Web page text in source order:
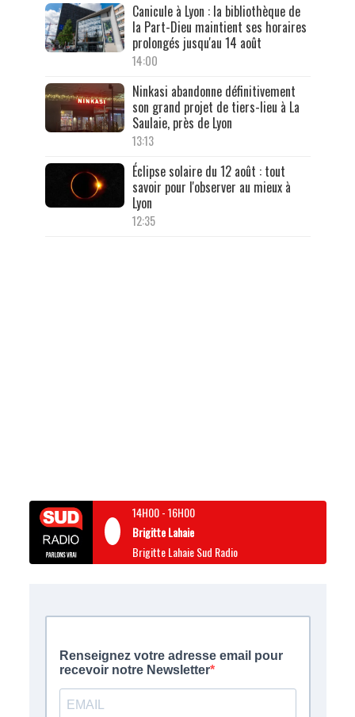
Canicule à Lyon : la bibliothèque de
la Part-Dieu maintient ses horaires
prolongés jusqu'au 14 août
14:00
Ninkasi abandonne définitivement
son grand projet de tiers-lieu à La
Saulaie, près de Lyon
13:13
Éclipse solaire du 12 août : tout
savoir pour l'observer au mieux à
Lyon
12:35
14H00-16H00
Brigitte Lahaie
Brigitte Lahaie Sud Radio